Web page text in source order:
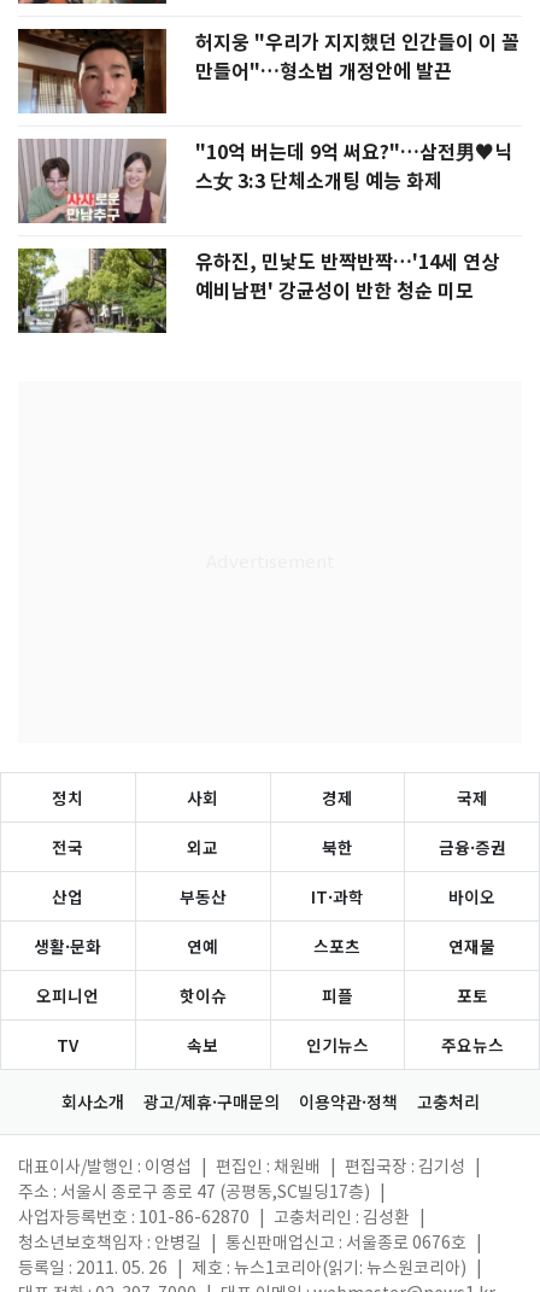
허지웅 "우리가 지지했던 인간들이 이 꼴
만들어"…형소법 개정안에 발끈
"10억 버는데 9억 써요?"…삼전男♥닉
스女 3:3 단체소개팅 예능 화제
유하진, 민낯도 반짝반짝…'14세 연상
예비남편' 강균성이 반한 청순 미모
정치 사회 경제 국제
전국 외교 북한 금융·증권
산업 부동산 IT·과학 바이오
생활·문화 연예 스포츠 연재물
오피니언 핫이슈 피플 포토
TV 속보 인기뉴스 주요뉴스
회사소개 광고/제휴·구매문의 이용약관·정책 고충처리
대표이사/발행인 : 이영섭 편집인 : 채원배 편집국장 : 김기성
주소 : 서울시 종로구 종로 47 (공평동,SC빌딩17층)
사업자등록번호 : 101-86-62870
고충처리인 : 김성환
청소년보호책임자 : 안병길
통신판매업신고 : 서울종로 0676호
등록일 : 2011. 05. 26
제호 : 뉴스1코리아(읽기: 뉴스원코리아)